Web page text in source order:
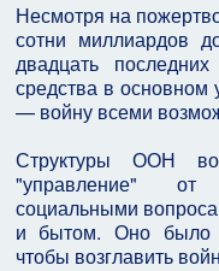
Несмотря на
сотни миллиардов
двадцать
средства в
— войну всеми
Структуры ООН
"управление" от
социальными
и бытом. Оно было
чтобы возглавить